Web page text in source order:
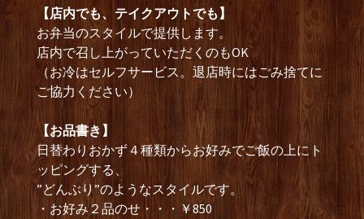
【店内でも、テイクアウトでも】
お弁当のスタイルで提供します。
店内で召し上がっていただくのもOK
（お冷はセルフサービス。退店時にはごみ捨てに
ご協力ください）
【お品書き】
日替わりおかず４種類からお好みでご飯の上にト
ッピングする、
”どんぶり”のようなスタイルです。
・お好み２品のせ・・・￥850